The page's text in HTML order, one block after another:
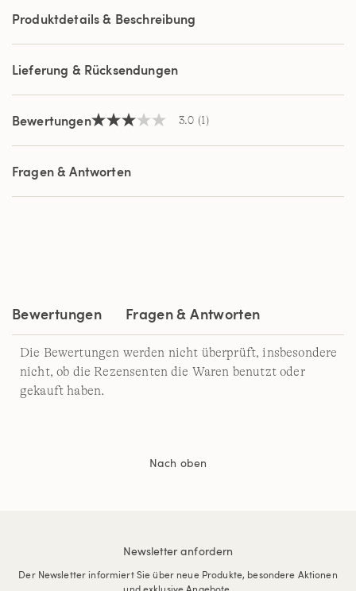
derselben
Produktdetails & Beschreibung
Lieferung & Rücksendungen
Bewertungen3.0
5
Sternen,
Durchschnittswert
Bewertung.
3.0 (1)
Fragen & Antworten
Bewertungen Fragen & Antworten
Die Bewertungen werden nicht überprüft, insbesondere
nicht, ob die Rezensenten die Waren benutzt oder
gekauft haben.
Nach oben
Newsletter anfordern
Der Newsletter informiert Sie über neue Produkte, besondere Aktionen